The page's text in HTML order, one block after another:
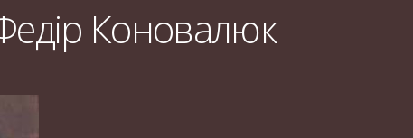
Коновалюк